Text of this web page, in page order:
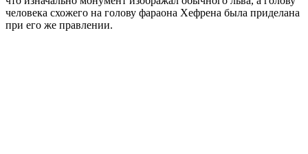
человека схожего на голову фараона Хефрена была приделана
при его же правлении.